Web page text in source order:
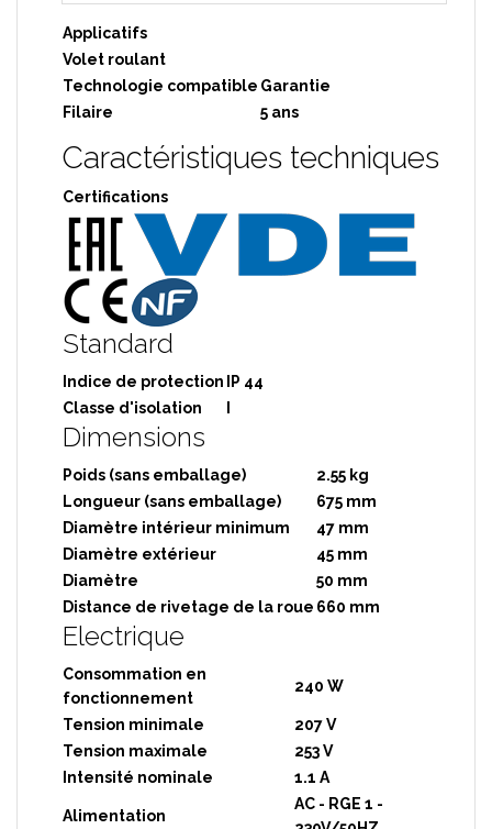
Applicatifs
Volet roulant
Technologie compatible Garantie
Filaire
5 ans
Caractéristiques techniques
Certifications
Standard
Indice de protection
IP 44
Classe d'isolation
Dimensions
Poids (sans emballage)
2.55 kg
Longueur (sans emballage)
675 mm
Diamètre intérieur minimum
47 mm
Diamètre extérieur
45 mm
Diamètre
50 mm
Distance de rivetage de la roue 660 mm
Electrique
Consommation en
fonctionnement
240 W
Tension minimale
207 V
Tension maximale
253 V
Intensité nominale
1.1 A
Alimentation
AC - RGE 1 -